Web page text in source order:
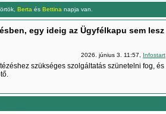
Berta és Bettina napja van.
egy ideig az Ügyfélkapu sem lesz
2026. június 3. 11:57, Infostart
szükséges szolgáltatás szünetelni fog, és